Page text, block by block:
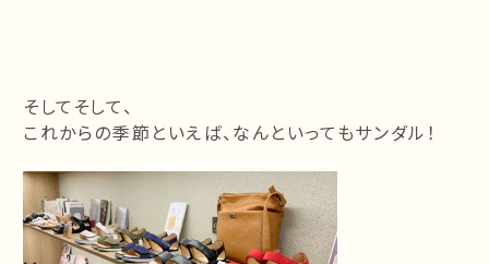
そしてそして、
これからの季節といえば、なんといってもサンダル！